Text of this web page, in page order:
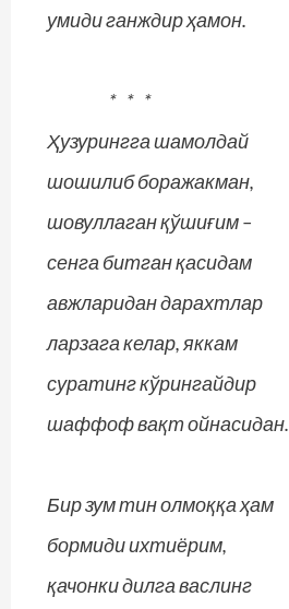
умиди ганждир ҳамон.
* * *
Ҳузурингга шамолдай
шошилиб боражакман,
шовуллаган қўшиғим –
сенга битган қасидам
авжларидан дарахтлар
ларзага келар, яккам
суратинг кўрингайдир
шаффоф вақт ойнасидан.
Бир зум тин олмоққа ҳам
бормиди ихтиёрим,
қачонки дилга васлинг